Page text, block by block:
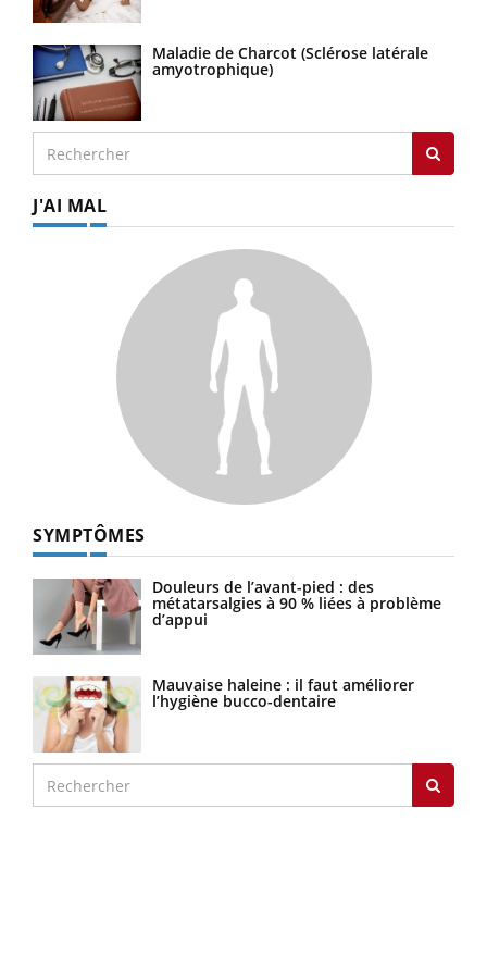
Maladie de Charcot (Sclérose latérale
amyotrophique)
J'AI MAL
SYMPTÔMES
Douleurs de l’avant-pied : des
métatarsalgies à 90 % liées à problème
d’appui
Mauvaise haleine : il faut améliorer
l’hygiène bucco-dentaire